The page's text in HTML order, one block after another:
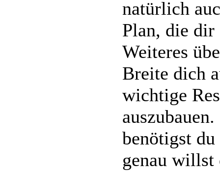
natürlich
Plan, die dir
Weiteres
Breite dich
wichtige
benötigst
genau willst